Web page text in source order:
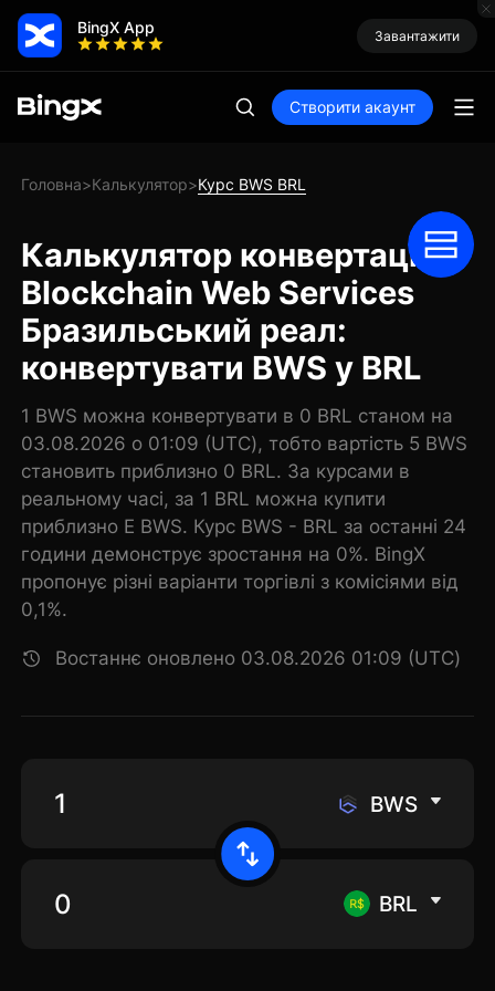
BingX App Завантажити
Створити акаунт
Головна>Калькулятор>Курс BWS BRL
Калькулятор конвертації
Blockchain Web Services
Бразильський реал:
конвертувати BWS у BRL
1 BWS можна конвертувати в 0 BRL станом на
03.08.2026 о 01:09 (UTC), тобто вартість 5 BWS
становить приблизно 0 BRL. За курсами в
реальному часі, за 1 BRL можна купити
приблизно E BWS. Курс BWS - BRL за останні 24
години демонструє зростання на 0%. BingX
пропонує різні варіанти торгівлі з комісіями від
0,1%.
Востаннє оновлено 03.08.2026 01:09 (UTC)
BWS
BRL